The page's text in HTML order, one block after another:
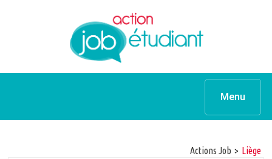
Menu
Actions Job > Liège